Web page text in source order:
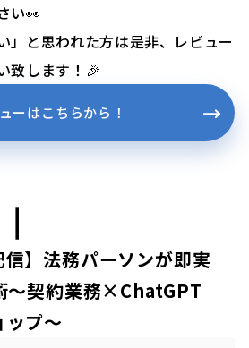
い👀
」と思われた方は是非、レビュー
致します！🎉
ーはこちらから！
信】法務パーソンが即実
～契約業務×ChatGPT
プ～